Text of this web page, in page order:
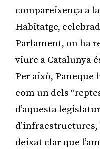
compareixença a
Habitatge,
Parlament, on ha
viure a Catalunya
Per això, Paneque
com un dels
d’aquesta
deixat clar que